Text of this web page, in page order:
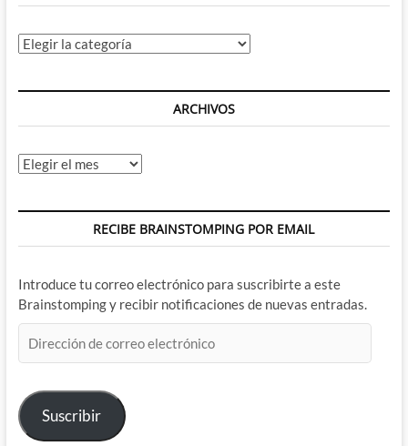
Categorías
ARCHIVOS
Archivos
RECIBE BRAINSTOMPING POR EMAIL
Introduce tu correo electrónico para suscribirte a este
Brainstomping y recibir notificaciones de nuevas entradas.
de
electrónico
Suscribir